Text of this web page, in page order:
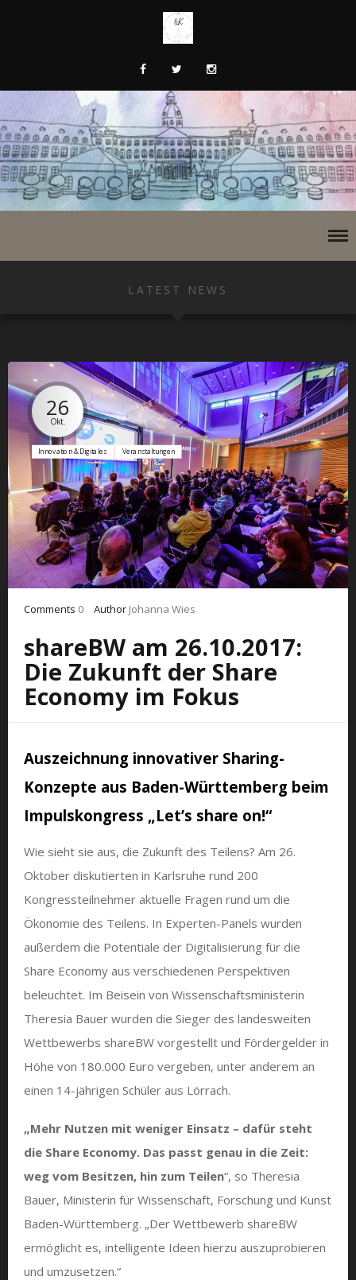
LATEST NEWS
26
Okt.
Innovation & Digitales Veranstaltungen
Comments 0 Author Johanna Wies
shareBW am 26.10.2017:
Die Zukunft der Share
Economy im Fokus
Auszeichnung innovativer Sharing-
Konzepte aus Baden-Württemberg beim
Impulskongress „Let’s share on!“
Wie sieht sie aus, die Zukunft des Teilens? Am 26.
Oktober diskutierten in Karlsruhe rund 200
Kongressteilnehmer aktuelle Fragen rund um die
Ökonomie des Teilens. In Experten-Panels wurden
außerdem die Potentiale der Digitalisierung für die
Share Economy aus verschiedenen Perspektiven
beleuchtet. Im Beisein von Wissenschaftsministerin
Theresia Bauer wurden die Sieger des landesweiten
Wettbewerbs shareBW vorgestellt und Fördergelder in
Höhe von 180.000 Euro vergeben, unter anderem an
einen 14-jährigen Schüler aus Lörrach.
„Mehr Nutzen mit weniger Einsatz – dafür steht
die Share Economy. Das passt genau in die Zeit:
weg vom Besitzen, hin zum Teilen“, so Theresia
Bauer, Ministerin für Wissenschaft, Forschung und Kunst
Baden-Württemberg. „Der Wettbewerb shareBW
ermöglicht es, intelligente Ideen hierzu auszuprobieren
und umzusetzen.“